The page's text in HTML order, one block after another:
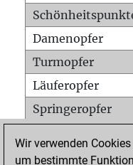
Damenopfer
Turmopfer
Läuferopfer
Springeropfer
Matt auf vollem
Wir verwenden
um bestimmte